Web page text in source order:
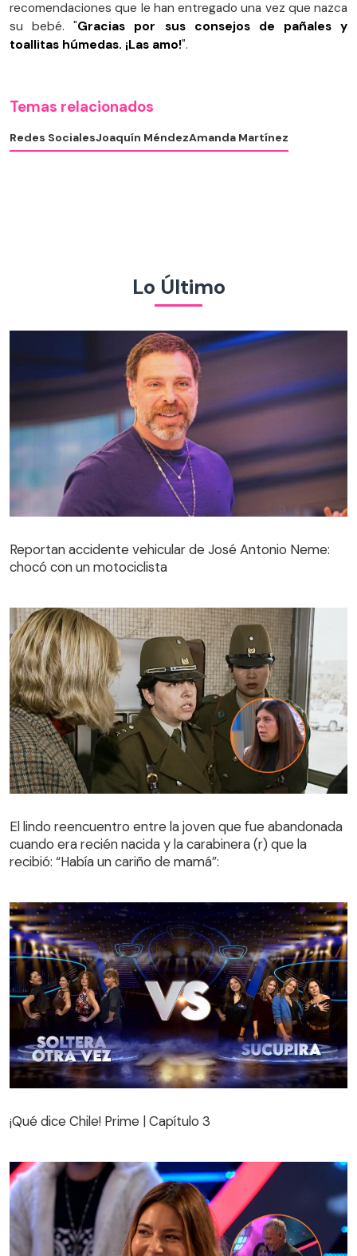
recomendaciones que le han entregado una vez que nazca
su bebé. "Gracias por sus consejos de pañales y
toallitas húmedas. ¡Las amo!".
Temas relacionados
Redes SocialesJoaquín MéndezAmanda Martínez
Lo Último
Reportan accidente vehicular de José Antonio Neme:
chocó con un motociclista
cuando era recién nacida y la carabinera (r) que la
recibió: “Había un cariño de mamá”:
El lindo reencuentro entre la joven que fue abandonada
cuando era recién nacida y la carabinera (r) que la
recibió: “Había un cariño de mamá”:
¡Qué dice Chile! Prime | Capítulo 3